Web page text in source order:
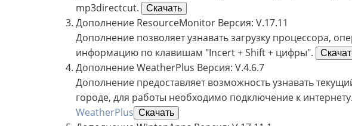
mp3directcut.
Скачать
Дополнение ResourceMonitor Версия: V.17.11
Дополнение позволяет узнавать загрузку процессора,
информацию по клавишам "Incert + Shift + цифры".
Дополнение WeatherPlus Версия: V.4.6.7
Дополнение предоставляет возможность узнавать
городе, для работы необходимо подключение к интернету.
WeatherPlus Скачать